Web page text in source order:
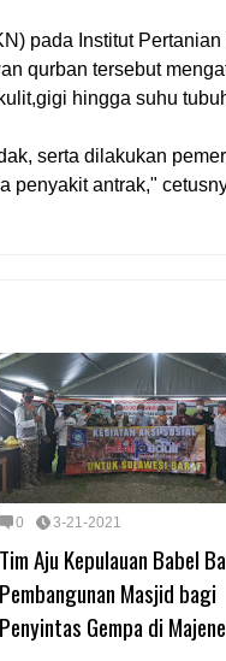
pada Institut
qurban tersebut
hingga suhu
serta dilakukan
penyakit antrak,"
0 3-21-2021
Tim Aju Kepulauan Babel
Pembangunan Masjid bagi
Penyintas Gempa di Majene